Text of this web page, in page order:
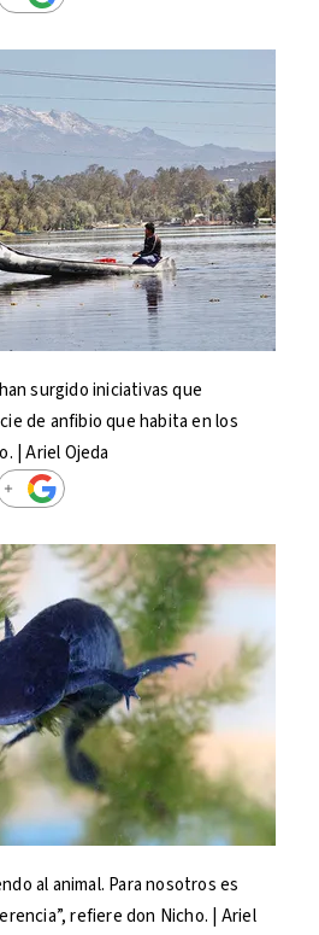
surgido iniciativas que
de anfibio que habita en los
| Ariel Ojeda
al animal. Para nosotros es
refiere don Nicho. | Ariel